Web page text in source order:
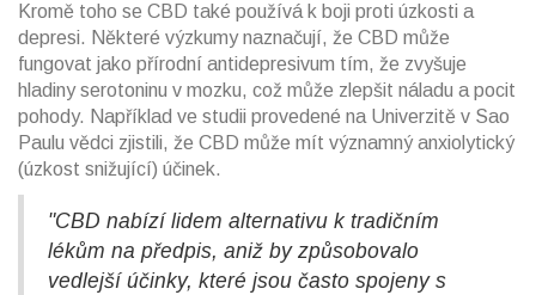
Kromě toho se CBD také používá k boji proti úzkosti a
depresi. Některé výzkumy naznačují, že CBD může
fungovat jako přírodní antidepresivum tím, že zvyšuje
hladiny serotoninu v mozku, což může zlepšit náladu a pocit
pohody. Například ve studii provedené na Univerzitě v Sao
Paulu vědci zjistili, že CBD může mít významný anxiolytický
(úzkost snižující) účinek.
"CBD nabízí lidem alternativu k tradičním
lékům na předpis, aniž by způsobovalo
vedlejší účinky, které jsou často spojeny s